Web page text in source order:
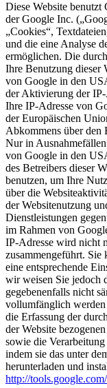
Diese Website benutzt
der Google Inc.
„Cookies“,
und die eine Analyse
ermöglichen. Die
Ihre Benutzung dieser
von Google in den
der Aktivierung der
Ihre IP-Adresse von
der Europäischen
Abkommens über den
Nur in
von Google in den
des Betreibers dieser
benutzen, um Ihre
über die
der Websitenutzung
Dienstleistungen
im Rahmen von
IP-Adresse wird nicht
zusammengeführt. Sie
eine entsprechende
wir weisen Sie jedoch
gegebenenfalls nicht
vollumfänglich werden
die Erfassung der
der Website
sowie die
indem sie das unter
herunterladen und
http://